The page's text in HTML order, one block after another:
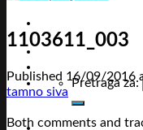
Pretraga za:
1103611_003
Published 16/09/2016
tamno siva
Both comments and